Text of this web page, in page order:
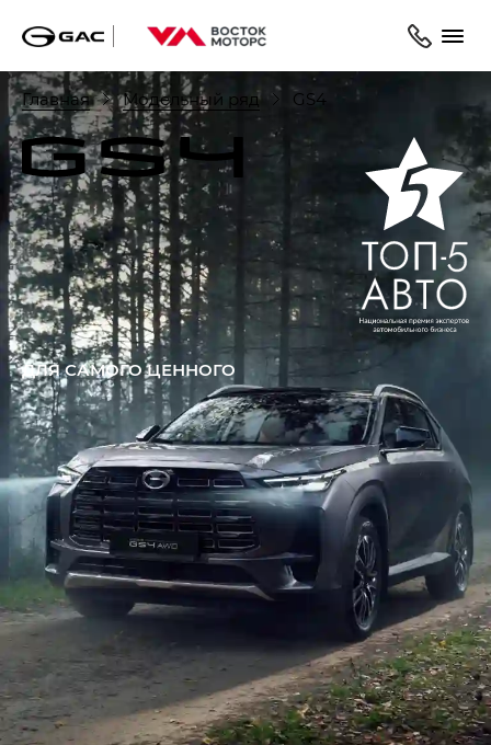
Главная Модельный ряд GS4
ДЛЯ САМОГО ЦЕННОГО